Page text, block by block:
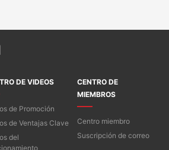
DE VIDEOS
de Promoción
de Ventajas Clave
del
CENTRO DE
MIEMBROS
Centro miembro
Suscripción de correo